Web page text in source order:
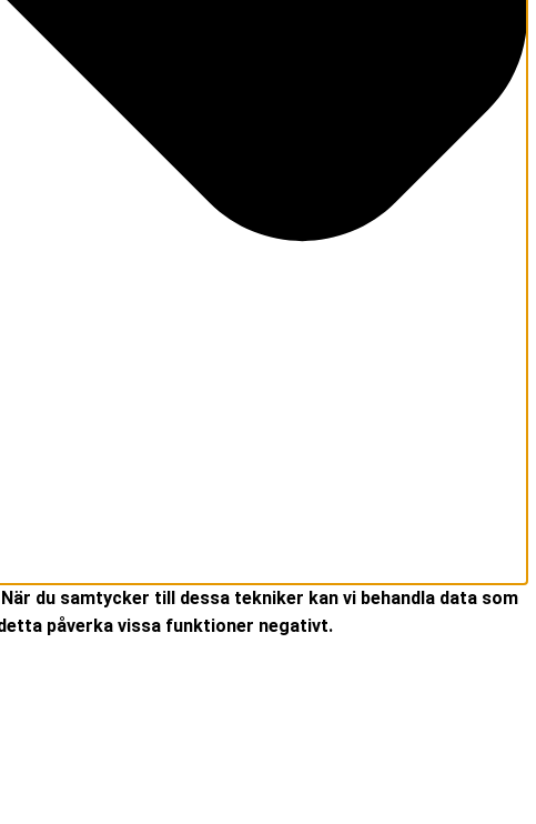
du samtycker till dessa tekniker kan vi behandla data som
påverka vissa funktioner negativt.